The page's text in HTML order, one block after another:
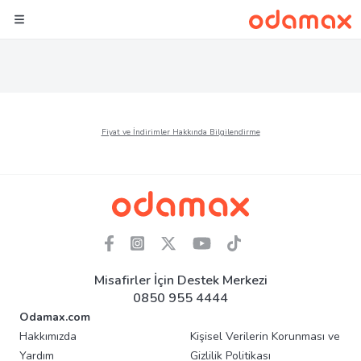
Fiyat ve İndirimler Hakkında Bilgilendirme
Misafirler İçin Destek Merkezi
0850 955 4444
Odamax.com
Hakkımızda
Yardım
Kişisel Verilerin Korunması ve
Gizlilik Politikası